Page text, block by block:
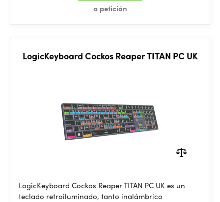
a petición
LogicKeyboard Cockos Reaper TITAN PC UK
LogicKeyboard Cockos Reaper TITAN PC UK es un
teclado retroiluminado, tanto inalámbrico